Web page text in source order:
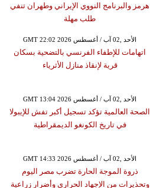
هرمز والبرنامج النووي الإيراني وطهران تنفي
طلب مهلة
GMT 22:02 2026 الأحد ,02 آب / أغسطس
اتهامات للإطفاء الفرنسي بالتضحية بسكان
قرية لإنقاذ منازل الأثرياء
GMT 13:04 2026 الأحد ,02 آب / أغسطس
الصحة العالمية تؤكد تسجيل أكبر تفش للإيبولا
في تاريخ الكونغو الديمقراطية
GMT 14:33 2026 الأحد ,02 آب / أغسطس
ذروة الموجة الحارة تضرب مصر اليوم
وتحذيرات من الإجهاد الحراري وأضرار زراعية